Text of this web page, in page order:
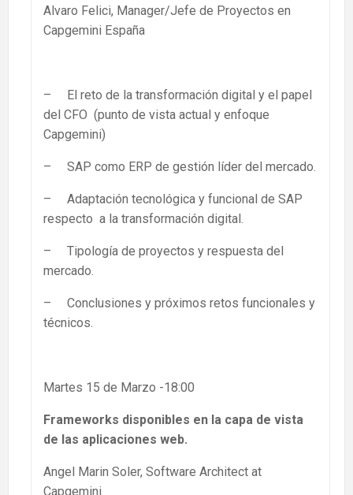
Alvaro Felici, Manager/Jefe de Proyectos en
Capgemini España
– El reto de la transformación digital y el papel
del CFO (punto de vista actual y enfoque
Capgemini)
– SAP como ERP de gestión líder del mercado.
– Adaptación tecnológica y funcional de SAP
respecto a la transformación digital.
– Tipología de proyectos y respuesta del
mercado.
– Conclusiones y próximos retos funcionales y
técnicos.
Martes 15 de Marzo -18:00
Frameworks disponibles en la capa de vista
de las aplicaciones web.
Angel Marin Soler, Software Architect at
Capgemini